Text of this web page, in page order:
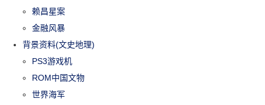
赖昌星案
金融风暴
背景资料(文史地理)
PS3游戏机
ROM中国文物
世界海军